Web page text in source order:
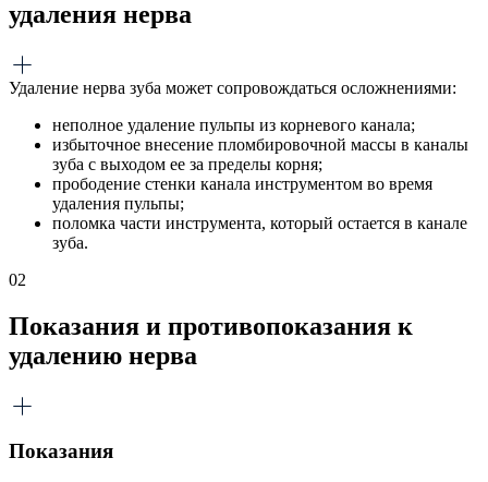
удаления нерва
Удаление нерва зуба может сопровождаться осложнениями:
неполное удаление пульпы из корневого канала;
избыточное внесение пломбировочной массы в каналы
зуба с выходом ее за пределы корня;
прободение стенки канала инструментом во время
удаления пульпы;
поломка части инструмента, который остается в канале
зуба.
02
Показания и противопоказания к
удалению нерва
Показания